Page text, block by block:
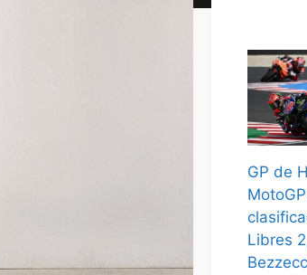
GP de
Libres